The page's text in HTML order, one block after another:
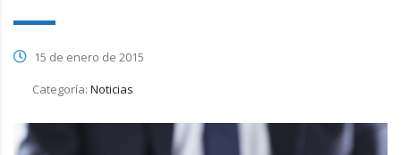
15 de enero de 2015
Categoría: Noticias